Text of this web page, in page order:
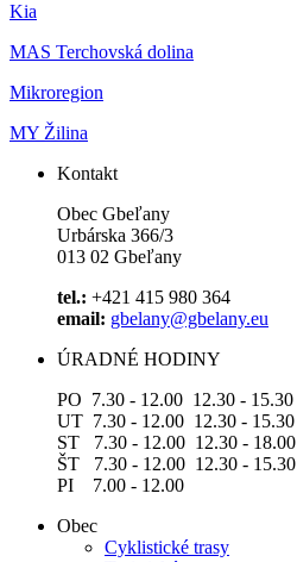
Kia
MAS Terchovská dolina
Mikroregion
MY Žilina
Kontakt
Obec Gbeľany
Urbárska 366/3
013 02 Gbeľany
tel.: +421 415 980 364
email: gbelany@gbelany.eu
ÚRADNÉ HODINY
PO 7.30 - 12.00 12.30 - 15.30
UT 7.30 - 12.00 12.30 - 15.30
ST 7.30 - 12.00 12.30 - 18.00
ŠT 7.30 - 12.00 12.30 - 15.30
PI 7.00 - 12.00
Obec
Cyklistické trasy